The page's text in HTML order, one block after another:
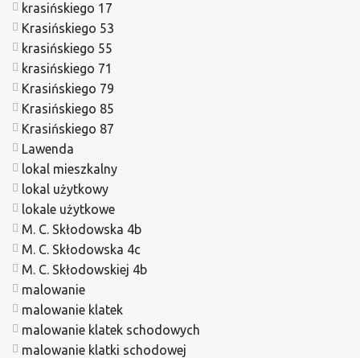
krasińskiego 17
Krasińskiego 53
krasińskiego 55
krasińskiego 71
Krasińskiego 79
Krasińskiego 85
Krasińskiego 87
Lawenda
lokal mieszkalny
lokal użytkowy
lokale użytkowe
M. C. Skłodowska 4b
M. C. Skłodowska 4c
M. C. Skłodowskiej 4b
malowanie
malowanie klatek
malowanie klatek schodowych
malowanie klatki schodowej